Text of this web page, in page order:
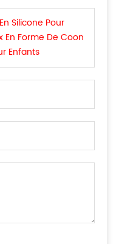
Silicone Pour
Forme De Coon
Enfants